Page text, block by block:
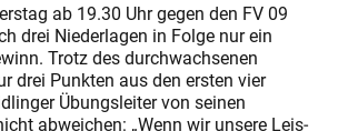
ab 19.30 Uhr gegen den FV 09
drei Niederlagen in Folge nur ein
Trotz des durchwachsenen
drei Punkten aus den ersten vier
Übungsleiter von seinen
abweichen: „Wenn wir unsere Leis­